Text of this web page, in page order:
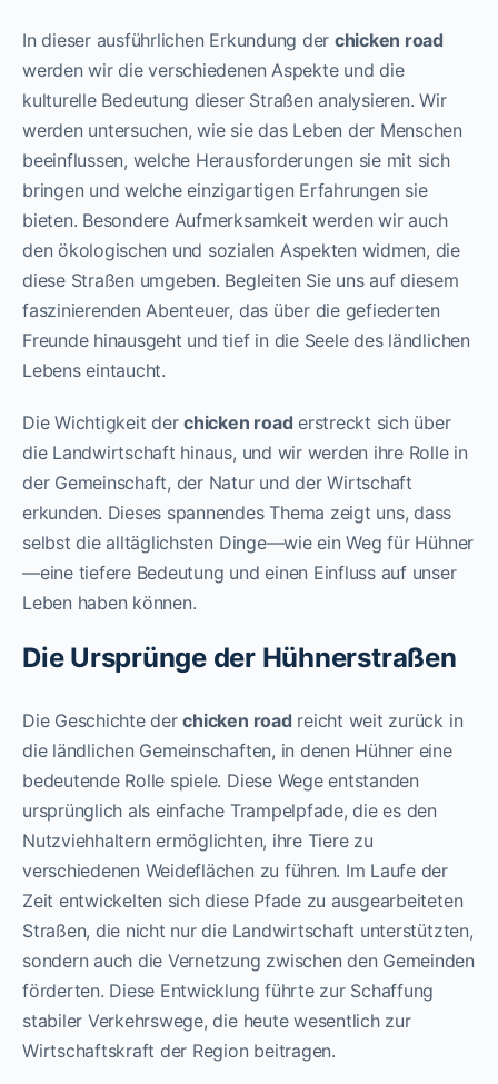
In dieser ausführlichen Erkundung der chicken road
werden wir die verschiedenen Aspekte und die
kulturelle Bedeutung dieser Straßen analysieren. Wir
werden untersuchen, wie sie das Leben der Menschen
beeinflussen, welche Herausforderungen sie mit sich
bringen und welche einzigartigen Erfahrungen sie
bieten. Besondere Aufmerksamkeit werden wir auch
den ökologischen und sozialen Aspekten widmen, die
diese Straßen umgeben. Begleiten Sie uns auf diesem
faszinierenden Abenteuer, das über die gefiederten
Freunde hinausgeht und tief in die Seele des ländlichen
Lebens eintaucht.
Die Wichtigkeit derchicken road erstreckt sich über
die Landwirtschaft hinaus, und wir werden ihre Rolle in
der Gemeinschaft, der Natur und der Wirtschaft
erkunden. Dieses spannendes Thema zeigt uns, dass
selbst die alltäglichsten Dinge—wie ein Weg für Hühner
—eine tiefere Bedeutung und einen Einfluss auf unser
Leben haben können.
Die Ursprünge der Hühnerstraßen
Die Geschichte derchicken road reicht weit zurück in
die ländlichen Gemeinschaften, in denen Hühner eine
bedeutende Rolle spiele. Diese Wege entstanden
ursprünglich als einfache Trampelpfade, die es den
Nutzviehhaltern ermöglichten, ihre Tiere zu
verschiedenen Weideflächen zu führen. Im Laufe der
Zeit entwickelten sich diese Pfade zu ausgearbeiteten
Straßen, die nicht nur die Landwirtschaft unterstützten,
sondern auch die Vernetzung zwischen den Gemeinden
förderten. Diese Entwicklung führte zur Schaffung
stabiler Verkehrswege, die heute wesentlich zur
Wirtschaftskraft der Region beitragen.